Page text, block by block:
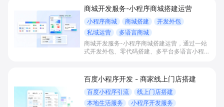
私域运营场景，提升获客与复购，实现线上生意
增长。
商城开发服务-小程序商城搭建运营
小程序商城 商城搭建
开发外包
私域运营
多语言商城
商城开发服务-小程序商城搭建运营，通过一站
式开发外包、零代码搭建、多平台多语言小程序
实现低成本获客、提升复购与业绩增长。
百度小程序开发 - 商家线上门店搭建
百度小程序引流
线上门店搭建
本地生活服务
小程序开发服务